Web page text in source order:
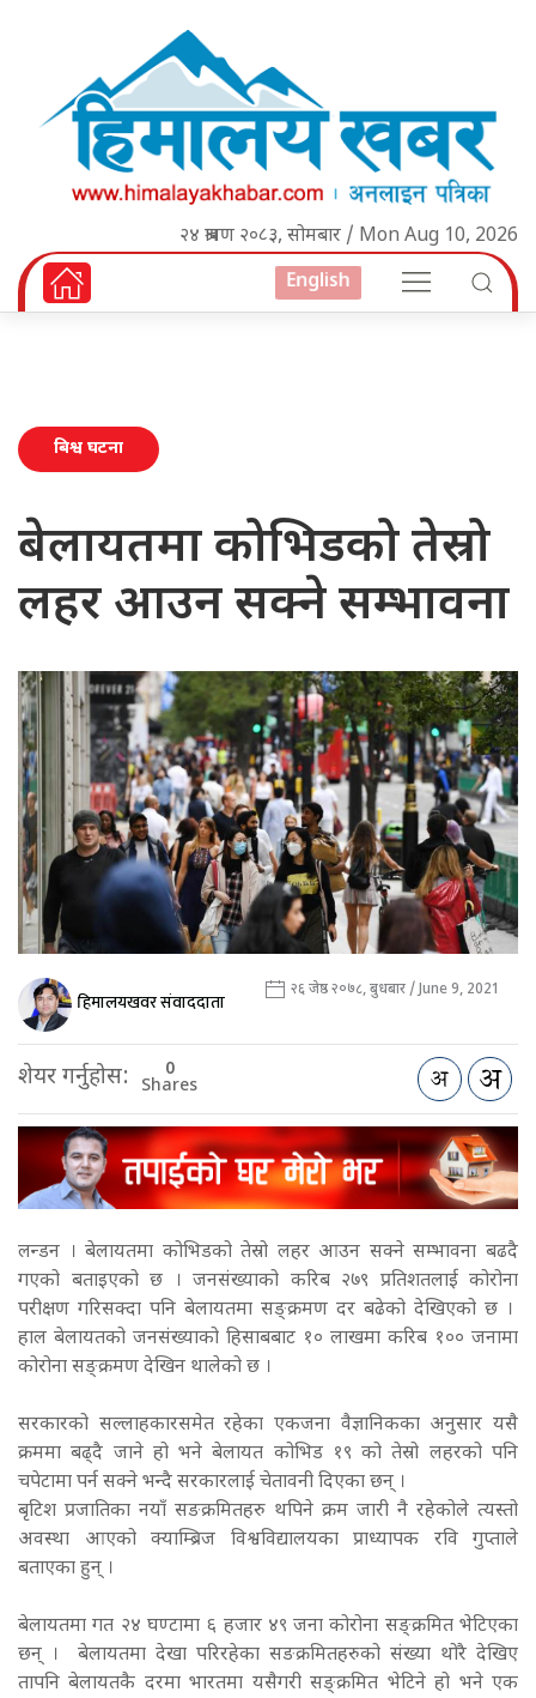
२४ श्रावण २०८३, सोमबार / Mon Aug 10, 2026
English
बिश्व घटना
बेलायतमा कोभिडको तेस्रो
लहर आउन सक्ने सम्भावना
हिमालयखवर संवाददाता २६ जेष्ठ २०७८, बुधबार / June 9, 2021
शेयर गर्नुहोस: 0
Shares
लन्डन । बेलायतमा कोभिडको तेस्रो लहर आउन सक्ने सम्भावना बढदै
गएको बताइएको छ । जनसंख्याको करिब २७९ प्रतिशतलाई कोरोना
परीक्षण गरिसक्दा पनि बेलायतमा सङ्क्रमण दर बढेको देखिएको छ ।
हाल बेलायतको जनसंख्याको हिसाबबाट १० लाखमा करिब १०० जनामा
कोरोना सङ्क्रमण देखिन थालेको छ ।
सरकारको सल्लाहकारसमेत रहेका एकजना वैज्ञानिकका अनुसार यसै
क्रममा बढ्दै जाने हो भने बेलायत कोभिड १९ को तेस्रो लहरको पनि
चपेटामा पर्न सक्ने भन्दै सरकारलाई चेतावनी दिएका छन् ।
बृटिश प्रजातिका नयाँ सङक्रमितहरु थपिने क्रम जारी नै रहेकोले त्यस्तो
अवस्था आएको क्याम्ब्रिज विश्वविद्यालयका प्राध्यापक रवि गुप्ताले
बताएका हुन् ।
बेलायतमा गत २४ घण्टामा ६ हजार ४९ जना कोरोना सङ्क्रमित भेटिएका
छन् । बेलायतमा देखा परिरहेका सङक्रमितहरुको संख्या थोरै देखिए
तापनि बेलायतकै दरमा भारतमा यसैगरी सङ्क्रमित भेटिने हो भने एक